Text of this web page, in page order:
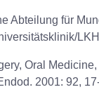
Abteilung für
Oral
2001: 92,